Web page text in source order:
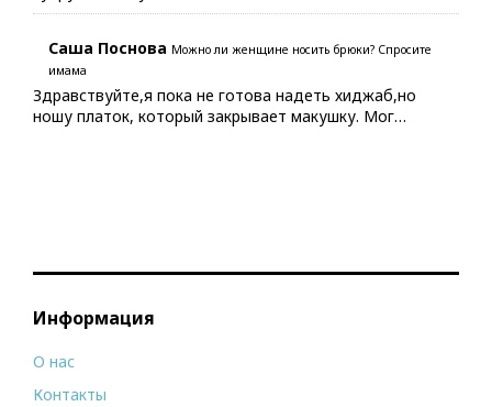
Саша Поснова Можно ли женщине носить брюки? Спросите
имама
Здравствуйте,я пока не готова надеть хиджаб,но
ношу платок, который закрывает макушку. Мог…
Информация
О нас
Контакты